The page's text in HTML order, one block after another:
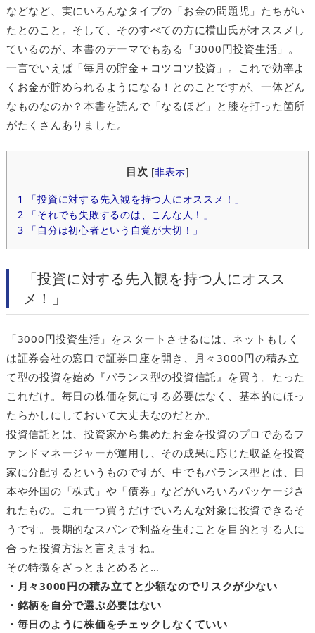
などなど、実にいろんなタイプの「お金の問題児」たちがい
たとのこと。そして、そのすべての方に横山氏がオススメし
ているのが、本書のテーマでもある「3000円投資生活」。
一言でいえば「毎月の貯金＋コツコツ投資」。これで効率よ
くお金が貯められるようになる！とのことですが、一体どん
なものなのか？本書を読んで「なるほど」と膝を打った箇所
がたくさんありました。
目次 [非表示]
1
「投資に対する先入観を持つ人にオススメ！」
2 「それでも失敗するのは、こんな人！」
3 「自分は初心者という自覚が大切！」
「投資に対する先入観を持つ人にオスス
メ！」
「3000円投資生活」をスタートさせるには、ネットもしく
は証券会社の窓口で証券口座を開き、月々3000円の積み立
て型の投資を始め『バランス型の投資信託』を買う。たった
これだけ。毎日の株価を気にする必要はなく、基本的にほっ
たらかしにしておいて大丈夫なのだとか。
投資信託とは、投資家から集めたお金を投資のプロであるフ
ァンドマネージャーが運用し、その成果に応じた収益を投資
家に分配するというものですが、中でもバランス型とは、日
本や外国の「株式」や「債券」などがいろいろパッケージさ
れたもの。これ一つ買うだけでいろんな対象に投資できるそ
うです。長期的なスパンで利益を生むことを目的とする人に
合った投資方法と言えますね。
その特徴をざっとまとめると…
・月々3000円の積み立てと少額なのでリスクが少ない
・銘柄を自分で選ぶ必要はない
・毎日のように株価をチェックしなくていい